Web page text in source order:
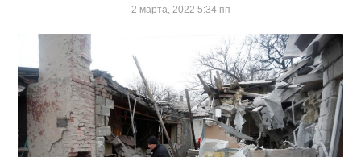
2 марта, 2022 5:34 пп